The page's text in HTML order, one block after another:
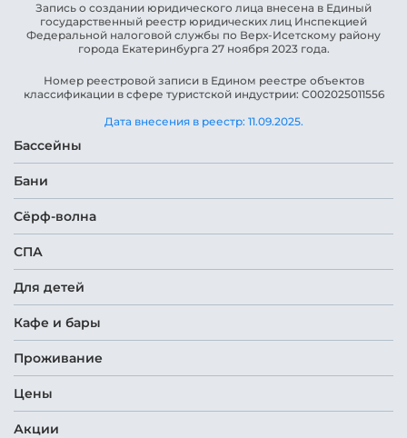
Запись о создании юридического лица внесена в Единый
государственный реестр юридических лиц Инспекцией
Федеральной налоговой службы по Верх-Исетскому району
города Екатеринбурга 27 ноября 2023 года.
Номер реестровой записи в Едином реестре объектов
классификации в сфере туристской индустрии: С002025011556
Дата внесения в реестр: 11.09.2025.
Бассейны
Бани
Сёрф-волна
СПА
Для детей
Кафе и бары
Проживание
Цены
Акции